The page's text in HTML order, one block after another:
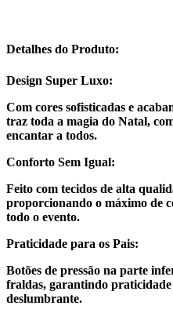
Detalhes do Produto:
Design Super Luxo:
Com cores sofisticadas e
traz toda a magia do Natal,
encantar a todos.
Conforto Sem Igual:
Feito com tecidos de alta
proporcionando o máximo de
todo o evento.
Praticidade para os Pais:
Botões de pressão na parte
fraldas, garantindo
deslumbrante.